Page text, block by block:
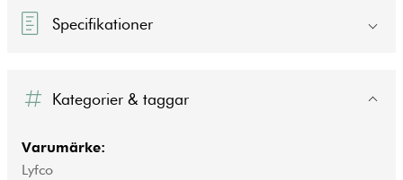
Specifikationer
Kategorier & taggar
Varumärke:
Lyfco